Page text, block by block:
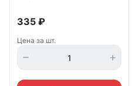
335 ₽
Цена за шт.